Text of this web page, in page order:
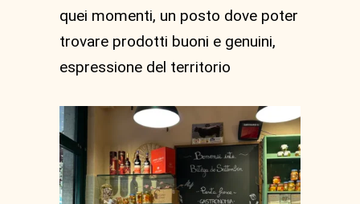
quei momenti, un posto dove poter
trovare prodotti buoni e genuini,
espressione del territorio